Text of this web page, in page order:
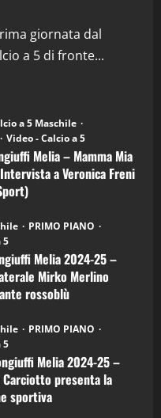
giornata dal
a 5 di fronte...
a 5 Maschile
Video - Calcio a 5
Melia – Mamma Mia
a Veronica Freni
PRIMO PIANO
5
Melia 2024-25 –
Mirko Merlino
rossoblù
PRIMO PIANO
5
Melia 2024-25 –
presenta la
sportiva
in Podcast: 29^ Puntata
2026)
Podcast
in Podcast: 28^ Puntata
2026)
in Podcast: 27^ Puntata
2026)
in Podcast: 26^ Puntata
2026)